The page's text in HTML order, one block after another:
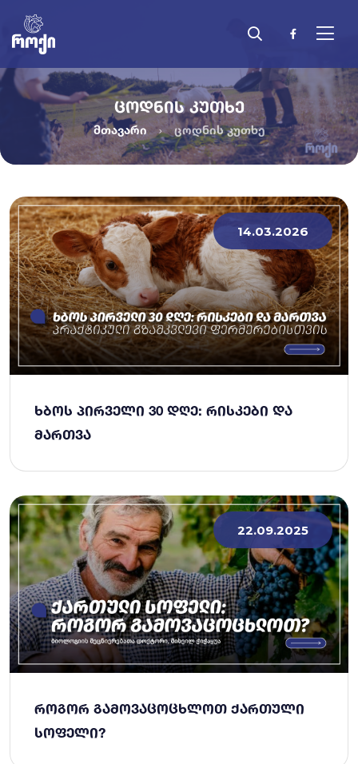
ᲪᲝᲓᲜᲘᲡ ᲙᲣᲗᲮᲔ
მთავარი ცოდნის კუთხე
14.03.2026
ᲮᲑᲝᲡ ᲞᲘᲠᲕᲔᲚᲘ 30 ᲓᲦᲔ: ᲠᲘᲡᲙᲔᲑᲘ ᲓᲐ
ᲛᲐᲠᲗᲕᲐ
22.09.2025
ᲠᲝᲒᲝᲠ ᲒᲐᲛᲝᲕᲐᲪᲝᲪᲮᲚᲝᲗ ᲥᲐᲠᲗᲣᲚᲘ
ᲡᲝᲤᲔᲚᲘ?